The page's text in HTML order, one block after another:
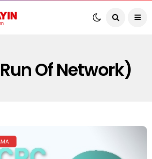
Of Network)